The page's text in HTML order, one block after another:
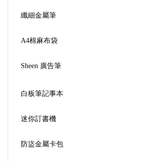
纖細金屬筆
A4棉麻布袋
Sheen 廣告筆
白板筆記事本
迷你訂書機
防盜金屬卡包